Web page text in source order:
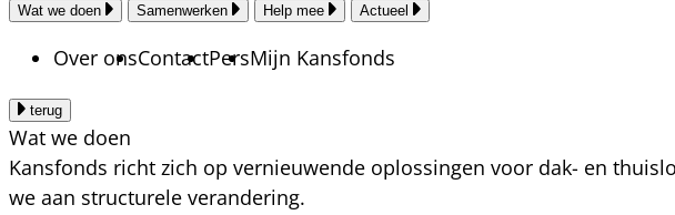
Wat we doen
Samenwerken Help mee Actueel
Over onsContactPersMijn Kansfonds
terug
Wat we doen
Kansfonds richt zich op vernieuwende oplossingen voor dak- en
we aan structurele verandering.